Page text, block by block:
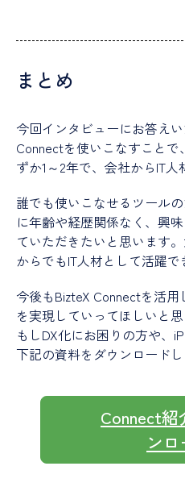
まとめ
今回インタビューにお答え
Connectを使いこなすこと
ずか1～2年で、会社からIT人
誰でも使いこなせるツール
に年齢や経歴関係なく、興
ていただきたいと思います
からでもIT人材として活躍で
今後もBizteX Connectを活
を実現していってほしいと思
もしDX化にお困りの方や、
下記の資料をダウンロードし
Connect紹
ン